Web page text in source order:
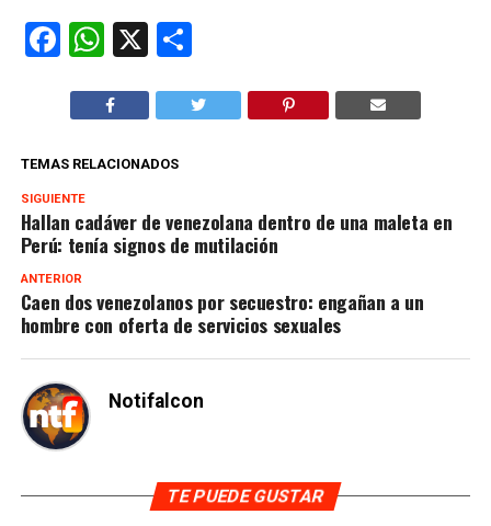
Facebook
WhatsApp
X Compartir
TEMAS RELACIONADOS
SIGUIENTE
Hallan cadáver de venezolana dentro de una maleta en
Perú: tenía signos de mutilación
ANTERIOR
Caen dos venezolanos por secuestro: engañan a un
hombre con oferta de servicios sexuales
Notifalcon
TE PUEDE GUSTAR